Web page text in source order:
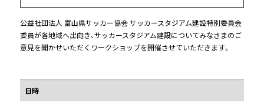
公益社団法人 富山県サッカー協会 サッカースタジアム建設特別委員会
委員が各地域へ出向き、サッカースタジアム建設についてみなさまのご
意見を聞かせいただくワークショップを開催させていただきます。
日時